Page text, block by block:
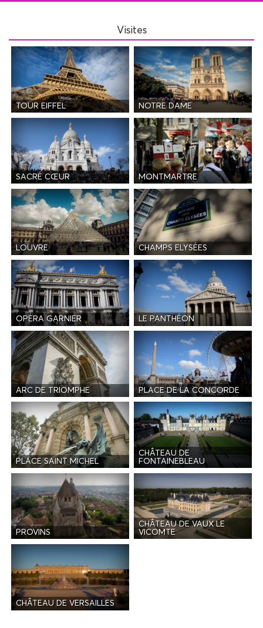
Visites
TOUR EIFFEL NOTRE DAME
SACRÉ CŒUR MONTMARTRE
LOUVRE CHAMPS ELYSÉES
OPÉRA GARNIER LE PANTHÉON
ARC DE TRIOMPHE PLACE DE LA CONCORDE
PLACE SAINT MICHEL
CHÂTEAU DE
FONTAINEBLEAU
PROVINS
CHÂTEAU DE VAUX LE
VICOMTE
CHÂTEAU DE VERSAILLES